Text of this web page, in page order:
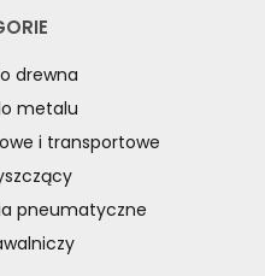
drewna
metalu
i transportowe
pneumatyczne